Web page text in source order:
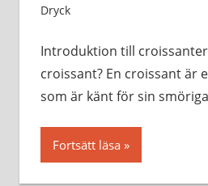
Dryck
Introduktion till
croissant? En croissant är
som är känt för sin
Fortsätt läsa